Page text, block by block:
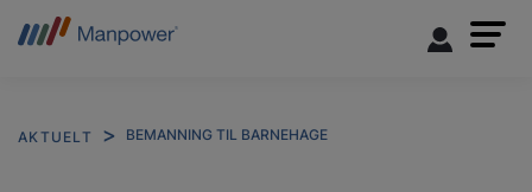
AKTUELT BEMANNING TIL BARNEHAGE